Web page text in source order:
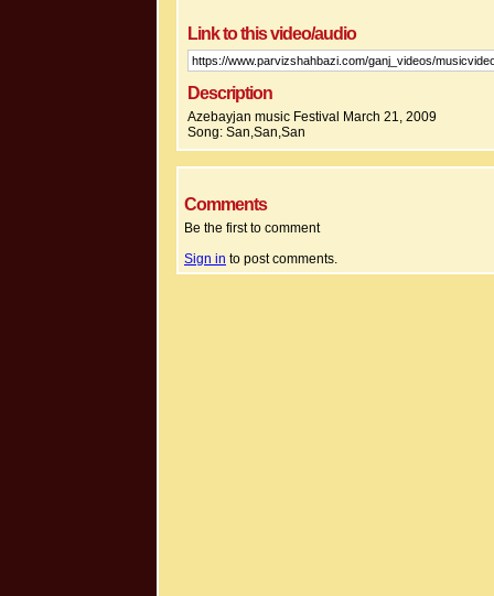
Link to this video/audio
Description
Azebayjan music Festival March 21, 2009
Song: San,San,San
Comments
Be the first to comment
Sign in to post comments.